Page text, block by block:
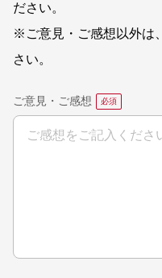
ださい。
※ご意見・ご感想以外は、
さい。
ご意見・ご感想